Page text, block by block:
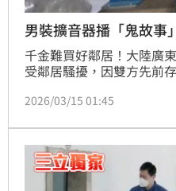
男裝擴音器播「鬼故
千金難買好鄰居！大陸廣
受鄰居騷擾，因雙方先前
多個小時音效驚悚的「荒
定噪音分貝標準，但已構
令，裁定必須立即停止相
2026/03/15 01:45